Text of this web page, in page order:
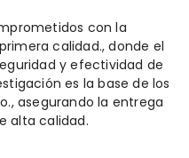
con la
calidad., donde el
y efectividad de
es la base de los
asegurando la entrega
alta calidad.